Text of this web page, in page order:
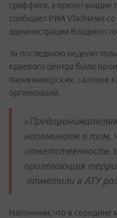
граффити, а прилегающие
сообщает РИА VladNews
администрации
За последнюю неделю
краевого центра было
парикмахерских, салонов
организаций.
напоминаем о том,
ответственность
прилегающих
отметили в АТУ
Напомним, что в середине